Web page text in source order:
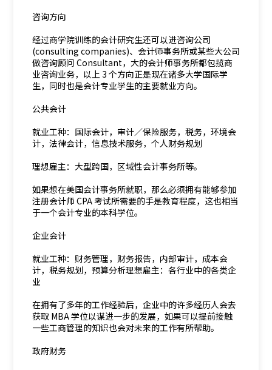
咨询方向
经过商学院训练的会计研究生还可以进咨询公司
(consulting companies)、会计师事务所或某些大公司
做咨询顾问 Consultant，大的会计师事务所都包揽商
业咨询业务，以上 3 个方向正是现在诸多大学国际学
生，同时也是会计专业学生的主要就业方向。
公共会计
就业工种：国际会计，审计／保险服务，税务，环境会
计，法律会计，信息技术服务，个人财务规划
理想雇主：大型跨国，区域性会计事务所等。
如果想在美国会计事务所就职，那么必须拥有能够参加
注册会计师 CPA 考试所需要的手是教育程度，这也相当
于一个会计专业的本科学位。
企业会计
就业工种：财务管理，财务报告，内部审计，成本会
计，税务规划，预算分析理想雇主：各行业中的各类企
业
在拥有了多年的工作经验后，企业中的许多经历人会去
获取 MBA 学位以谋进一步的发展，如果可以提前接触
一些工商管理的知识也会对未来的工作有所帮助。
政府财务